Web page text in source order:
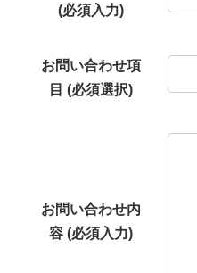
(必須入力)
お問い合わせ項
目 (必須選択)
お問い合わせ内
容 (必須入力)